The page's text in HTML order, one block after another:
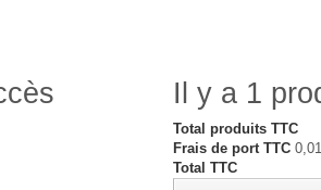
Il y a 1
Total produits TTC
Frais de port TTC
Total TTC